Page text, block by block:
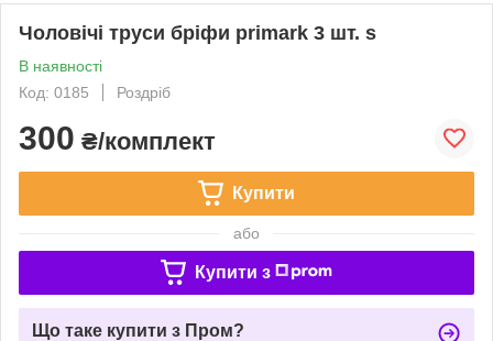
Чоловічі труси бріфи primark 3 шт. s
В наявності
Код: 0185
Роздріб
300 ₴/комплект
Купити
або
Купити з
Що таке купити з Пром?